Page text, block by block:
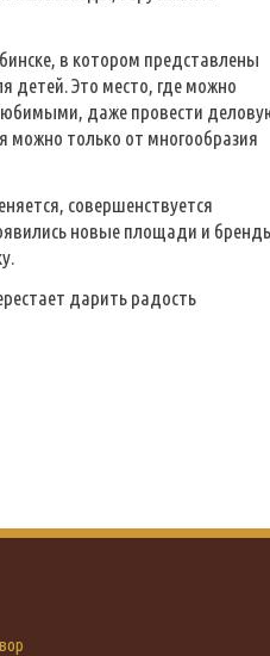
в котором представлены
детей. Это место, где можно
даже провести
можно только от многообразия
совершенствуется
новые площади и
дарить радость